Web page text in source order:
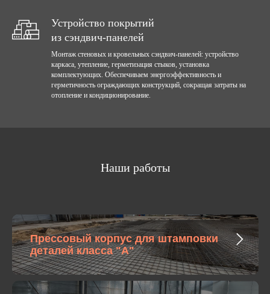
Устройство покрытий
из сэндвич-панелей
Монтаж стеновых и кровельных сэндвич-панелей: устройство
каркаса, утепление, герметизация стыков, установка
комплектующих. Обеспечиваем энергоэффективность и
герметичность ограждающих конструкций, сокращая затраты на
отопление и кондиционирование.
Наши работы
Прессовый корпус для штамповки
деталей класса "А"